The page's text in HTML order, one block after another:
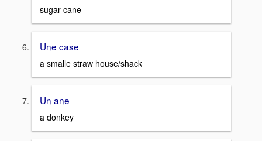
sugar cane
Une case
a smalle straw house/shack
Un ane
a donkey